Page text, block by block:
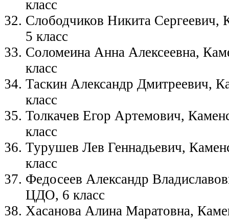
класс
Слободчиков Никита
5 класс
Соломеина Анна Алексеевна,
класс
Таскин Александр Дмитреевич,
класс
Толкачев Егор Артемович,
класс
Турушев Лев Геннадьевич,
класс
Федосеев Александр
ЦДО, 6 класс
Хасанова Алина Маратовна,